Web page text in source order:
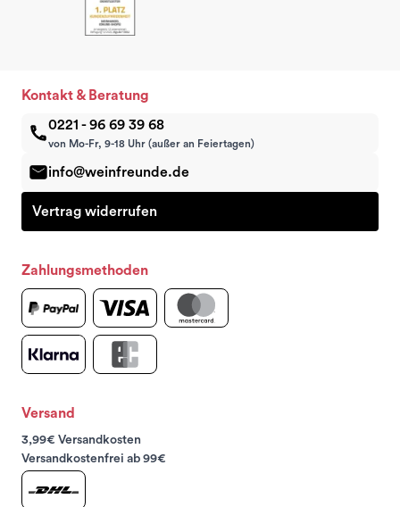
Kontakt & Beratung
0221 - 96 69 39 68
von Mo-Fr, 9-18 Uhr (außer an Feiertagen)
info@weinfreunde.de
Vertrag widerrufen
Zahlungsmethoden
Versand
3,99€ Versandkosten
Versandkostenfrei ab 99€